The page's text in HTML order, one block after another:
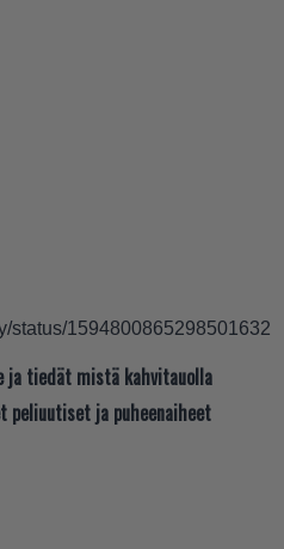
status/1594800865298501632
tiedät mistä kahvitauolla
peliuutiset ja puheenaiheet